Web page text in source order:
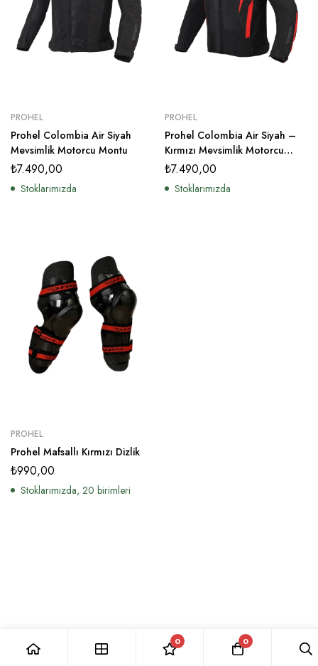
PROHEL
Prohel Colombia Air Siyah
Mevsimlik Motorcu Montu
₺7.490,00
Stoklarımızda
PROHEL
Prohel Colombia Air Siyah –
Kırmızı Mevsimlik Motorcu
Montu
₺7.490,00
Stoklarımızda
PROHEL
Prohel Mafsallı Kırmızı Dizlik
₺990,00
Stoklarımızda, 20 birimleri
0 0